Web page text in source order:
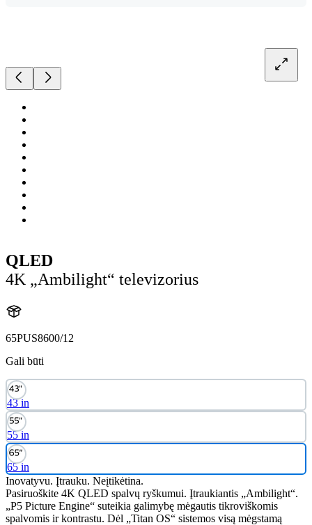
QLED
4K „Ambilight“ televizorius
65PUS8600/12
Gali būti
43 in
55 in
65 in
Inovatyvu. Įtrauku. Neįtikėtina.
Pasiruoškite 4K QLED spalvų ryškumui. Įtraukiantis „Ambilight“.
„P5 Picture Engine“ suteikia galimybę mėgautis tikroviškomis
spalvomis ir kontrastu. Dėl „Titan OS“ sistemos visą mėgstamą